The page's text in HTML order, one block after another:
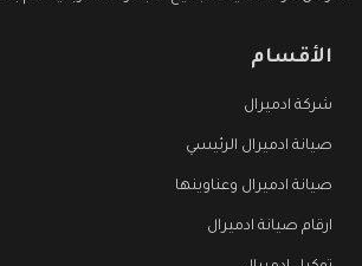
الأقسام
شركة ادميرال
صيانة ادميرال الرئيسي
صيانة ادميرال وعناوينها
ارقام صيانة ادميرال